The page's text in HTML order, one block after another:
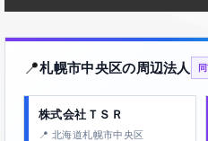
📍札幌市中央区の周辺法人
株式会社ＴＳＲ
📍 北海道札幌市中央区